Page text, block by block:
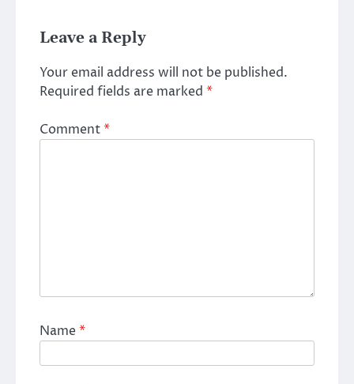
Leave a Reply
Your email address will not be published.
Required fields are marked *
Comment*
Name*